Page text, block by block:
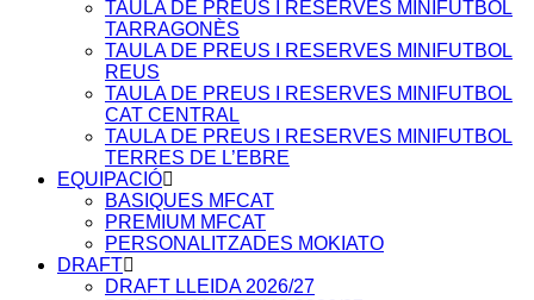
TAULA DE PREUS I RESERVES MINIFUTBOL
TARRAGONÈS
TAULA DE PREUS I RESERVES MINIFUTBOL
REUS
TAULA DE PREUS I RESERVES MINIFUTBOL
CAT CENTRAL
TAULA DE PREUS I RESERVES MINIFUTBOL
TERRES DE L’EBRE
EQUIPACIÓ
BASIQUES MFCAT
PREMIUM MFCAT
PERSONALITZADES MOKIATO
DRAFT
DRAFT LLEIDA 2026/27